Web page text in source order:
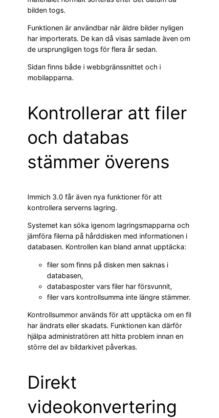
bilden togs.
Funktionen är användbar när äldre bilder nyligen
har importerats. De kan då visas samlade även om
de ursprungligen togs för flera år sedan.
Sidan finns både i webbgränssnittet och i
mobilapparna.
Kontrollerar att filer
och databas
stämmer överens
Immich 3.0 får även nya funktioner för att
kontrollera serverns lagring.
Systemet kan söka igenom lagringsmapparna och
jämföra filerna på hårddisken med informationen i
databasen. Kontrollen kan bland annat upptäcka:
filer som finns på disken men saknas i
databasen,
databasposter vars filer har försvunnit,
filer vars kontrollsumma inte längre stämmer.
Kontrollsummor används för att upptäcka om en fil
har ändrats eller skadats. Funktionen kan därför
hjälpa administratören att hitta problem innan en
större del av bildarkivet påverkas.
Direkt
videokonvertering